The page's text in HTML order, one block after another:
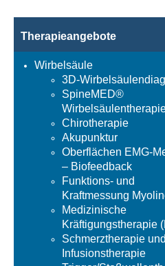
Therapieangebote
Wirbelsäule
3D-
SpineMED®
Chirotherapie
Akupunktur
Oberflächen EMG-
– Biofeedback
Funktions- und
Kraftmessung
Medizinische
Kräftigungstherapie
Schmerztherapie und
Infusionstherapie